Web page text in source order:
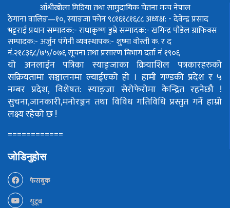
आँधीखोला मिडिया तथा सामुदायिक चेतना मन्च नेपाल
ठेगाना वालिङ—१०, स्याङजा फोन ९८१६१८१६८८अध्यक्ष: - देवेन्द्र प्रसाद
भट्टराईप्रधान सम्पादक:- राधाकृष्ण डुम्रेसम्पादक:- खगिन्द्र पौडेलग्राफिक्स
सम्पादक:- अर्जुन पंगेनीव्यवस्थापक:- शुष्मा वोस्तीक. र द
नं.२१८३६८/७५/०७६सूचना तथा प्रसारण बिभाग दर्ता नं १९०६
यो अनलाईन पत्रिका स्याङ्जाका क्रियाशिल पत्रकारहरुको
सक्रियतामा सञ्चालनमा ल्याईएको हो । हामी गण्डकी प्रदेश र ५
नम्बर प्रदेश, विशेषत: स्याङ्जा सेरोफेरोमा केन्द्रित रहनेछौ !
सुचना,जानकारी,मनोरञ्जन तथा विविध गतिविधि प्रस्तुत गर्ने हाम्रो
लक्ष्य रहेको छ !
============
जोडिनुहोस
फेसबुक
युटूब